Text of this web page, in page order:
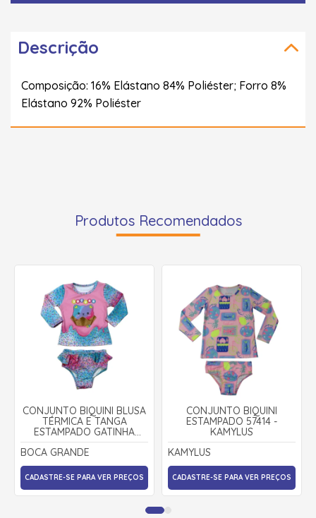
Descrição
Composição: 16% Elástano 84% Poliéster; Forro 8%
Elástano 92% Poliéster
Produtos Recomendados
CONJUNTO BIQUINI BLUSA
TÉRMICA E TANGA
ESTAMPADO GATINHA
12797 - BOCA GRANDE
BOCA GRANDE
CADASTRE-SE PARA VER PREÇOS
CONJUNTO BIQUINI
ESTAMPADO 57414 -
KAMYLUS
KAMYLUS
CADASTRE-SE PARA VER PREÇOS